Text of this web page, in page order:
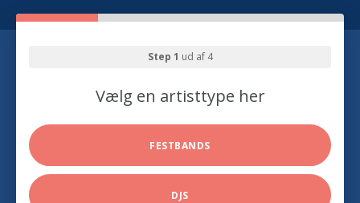
Step 1 ud af 4
Vælg en artisttype her
FESTBANDS
DJS